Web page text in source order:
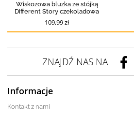
Wiskozowa bluzka ze stójką
Different Story czekoladowa
109,99 zł
ZNAJDŹ NAS NA
Informacje
Kontakt z nami